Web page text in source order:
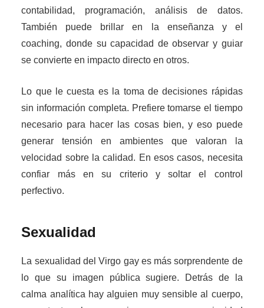
contabilidad, programación, análisis de datos.
También puede brillar en la enseñanza y el
coaching, donde su capacidad de observar y guiar
se convierte en impacto directo en otros.
Lo que le cuesta es la toma de decisiones rápidas
sin información completa. Prefiere tomarse el tiempo
necesario para hacer las cosas bien, y eso puede
generar tensión en ambientes que valoran la
velocidad sobre la calidad. En esos casos, necesita
confiar más en su criterio y soltar el control
perfectivo.
Sexualidad
La sexualidad del Virgo gay es más sorprendente de
lo que su imagen pública sugiere. Detrás de la
calma analítica hay alguien muy sensible al cuerpo,